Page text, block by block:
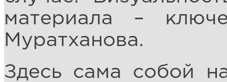
материала –
Муратханова.
Здесь сама собой